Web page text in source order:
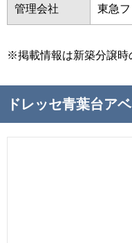
管理会社 東急
※掲載情報は新築分譲時
ドレッセ青葉台ア